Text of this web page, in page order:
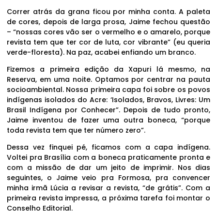
Correr atrás da grana ficou por minha conta. A paleta
de cores, depois de larga prosa, Jaime fechou questão
– “nossas cores vão ser o vermelho e o amarelo, porque
revista tem que ter cor de luta, cor vibrante” (eu queria
verde-floresta). Na paz, acabei enfiando um branco.
Fizemos a primeira edição da Xapuri lá mesmo, na
Reserva, em uma noite. Optamos por centrar na pauta
socioambiental. Nossa primeira capa foi sobre os povos
indígenas isolados do Acre: ‘Isolados, Bravos, Livres: Um
Brasil Indígena por Conhecer”. Depois de tudo pronto,
Jaime inventou de fazer uma outra boneca, “porque
toda revista tem que ter número zero”.
Dessa vez finquei pé, ficamos com a capa indígena.
Voltei pra Brasília com a boneca praticamente pronta e
com a missão de dar um jeito de imprimir. Nos dias
seguintes, o Jaime veio pra Formosa, pra convencer
minha irmã Lúcia a revisar a revista, “de grátis”. Com a
primeira revista impressa, a próxima tarefa foi montar o
Conselho Editorial.